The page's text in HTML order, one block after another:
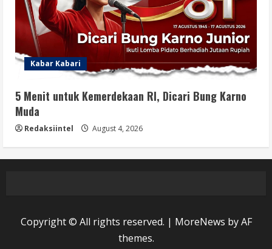
Kabar Kabari
5 Menit untuk Kemerdekaan RI, Dicari Bung Karno
Muda
Redaksiintel August 4, 2026
Copyright © All rights reserved. | MoreNews by AF
themes.